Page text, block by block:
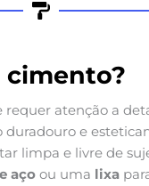
atenção a
e
limpa e livre de
aço ou uma lixa